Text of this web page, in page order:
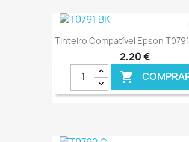
€
Tinteiro Compatível Epson
2,20 €
